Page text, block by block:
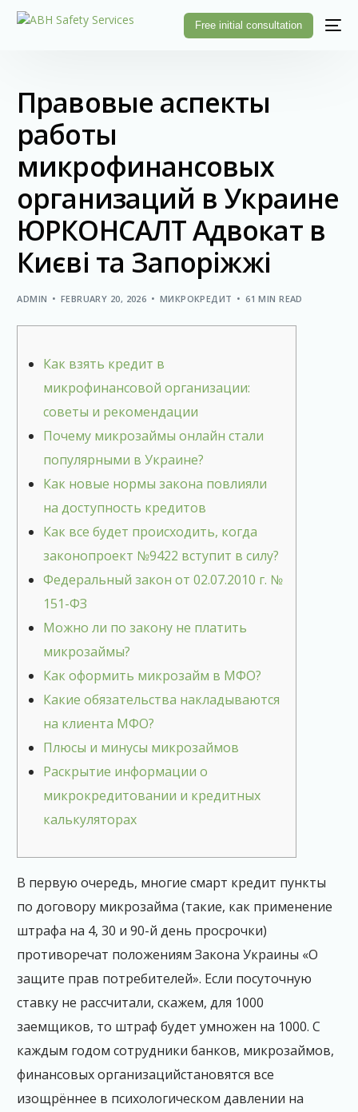
Free initial consultation
Правовые аспекты
работы
микрофинансовых
организаций в Украине
ЮРКОНСАЛТ Адвокат в
Києві та Запоріжжі
ADMIN FEBRUARY 20, 2026 МИКРОКРЕДИТ 61 MIN READ
Как взять кредит в
микрофинансовой организации:
советы и рекомендации
Почему микрозаймы онлайн стали
популярными в Украине?
Как новые нормы закона повлияли
на доступность кредитов
Как все будет происходить, когда
законопроект №9422 вступит в силу?
Федеральный закон от 02.07.2010 г. №
151-ФЗ
Можно ли по закону не платить
микрозаймы?
Как оформить микрозайм в МФО?
Какие обязательства накладываются
на клиента МФО?
Плюсы и минусы микрозаймов
Раскрытие информации о
микрокредитовании и кредитных
калькуляторах
В первую очередь, многие смарт кредит пункты
по договору микрозайма (такие, как применение
штрафа на 4, 30 и 90-й день просрочки)
противоречат положениям Закона Украины «О
защите прав потребителей». Если посуточную
ставку не рассчитали, скажем, для 1000
заемщиков, то штраф будет умножен на 1000. С
каждым годом сотрудники банков, микрозаймов,
финансовых организацийстановятся все
изощрённее в психологическом давлении на